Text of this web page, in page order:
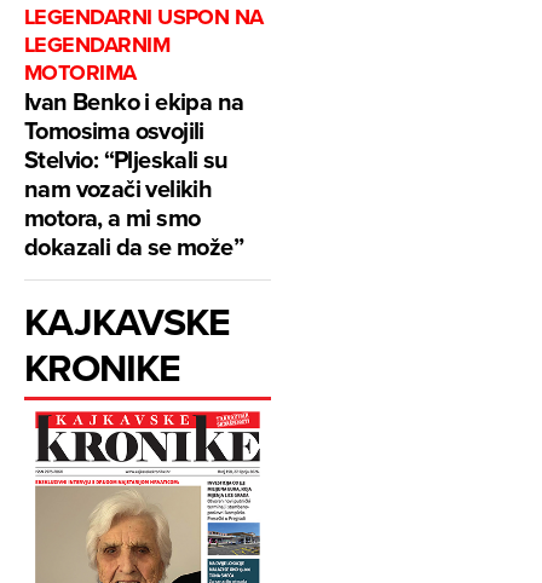
LEGENDARNI USPON NA
LEGENDARNIM
MOTORIMA
Ivan Benko i ekipa na
Tomosima osvojili
Stelvio: “Pljeskali su
nam vozači velikih
motora, a mi smo
dokazali da se može”
KAJKAVSKE
KRONIKE